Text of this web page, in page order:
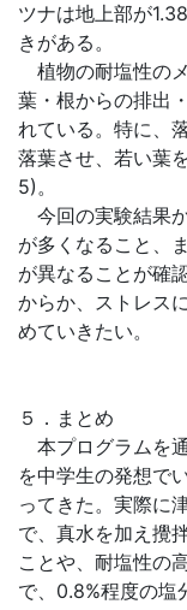
ツナは地上部が
きがある。
植物の耐塩性の
葉・根からの排出
れている。特に、
落葉させ、若い葉
5)。
今回の実験結果
が多くなること、
が異なることが確
からか、ストレス
めていきたい。
５．まとめ
本プログラムを
を中学生の発想で
ってきた。実際に
で、真水を加え攪
ことや、耐塩性の
で、0.8%程度の塩